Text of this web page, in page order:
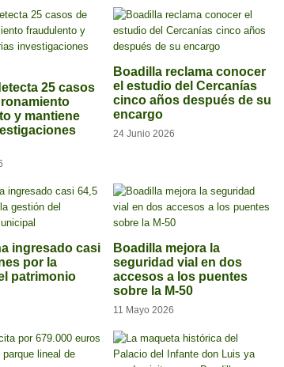
25 casos
y mantiene
Boadilla reclama conocer
el estudio del Cercanías
cinco años después de su
encargo
24 Junio 2026
ingresado casi
por la
patrimonio
Boadilla mejora la
seguridad vial en dos
accesos a los puentes
sobre la M-50
11 Mayo 2026